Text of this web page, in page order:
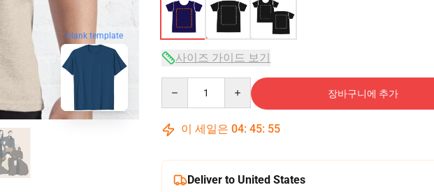
blank template
사이즈 가이드 보기
장바구니에 추가
이 세일은 04: 45: 54
Deliver to United States